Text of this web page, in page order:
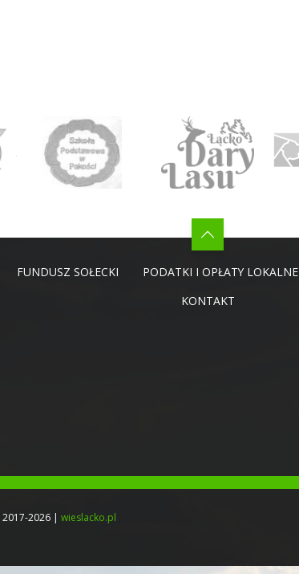
FUNDUSZ SOŁECKI PODATKI I OPŁATY LOKALNE
KONTAKT
2026 | wieslacko.pl